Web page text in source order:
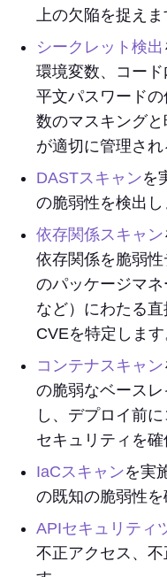
上の欠陥を捉えま
シークレット検出
環境変数、コード
平文パスワード
数のマスキング
が適切に管理され
DASTスキャンを
の脆弱性を検出し
依存関係スキャン
依存関係を脆弱
のパッケージマ
など）にわたる
CVEを特定します
コンテナスキャン
の脆弱なベース
し、デプロイ前
セキュリティを確
IaCスキャンを実
の既知の脆弱性を
APIセキュリティ
不正アクセス、